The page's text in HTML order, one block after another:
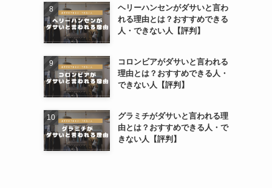
ヘリーハンセンがダサいと言わ
れる理由とは？おすすめできる
人・できない人【評判】
コロンビアがダサいと言われる
理由とは？おすすめできる人・
できない人【評判】
グラミチがダサいと言われる理
由とは？おすすめできる人・で
きない人【評判】